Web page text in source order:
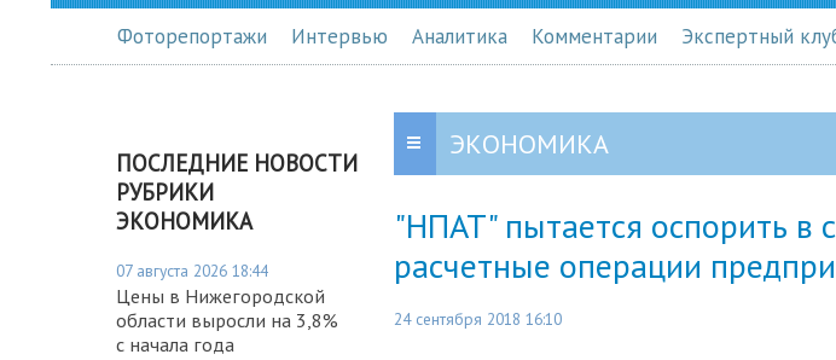
Фоторепортажи Интервью Аналитика Комментарии Экспертный
ПОСЛЕДНИЕ НОВОСТИ
РУБРИКИ
ЭКОНОМИКА
07 августа 2026 18:44
Цены в Нижегородской
области выросли на 3,8%
с начала года
ЭКОНОМИКА
"НПАТ" пытается оспорить в
расчетные операции
24 сентября 2018 16:10